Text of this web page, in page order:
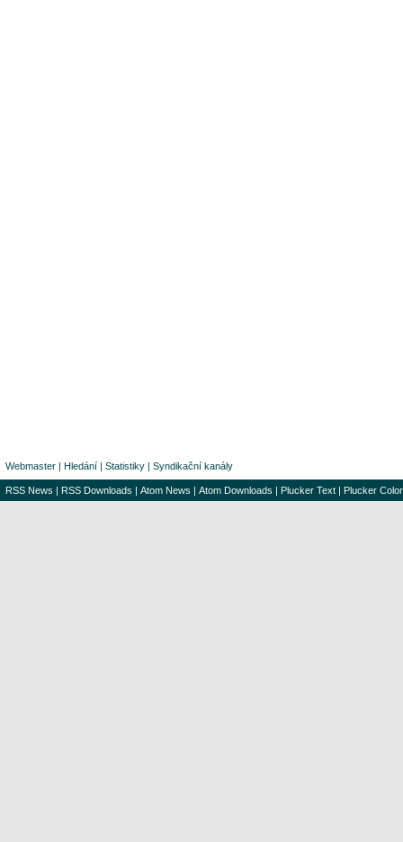
Webmaster | Hledání | Statistiky | Syndikační kanály
RSS News | RSS Downloads | Atom News | Atom Downloads | Plucker Text | Plucker Color